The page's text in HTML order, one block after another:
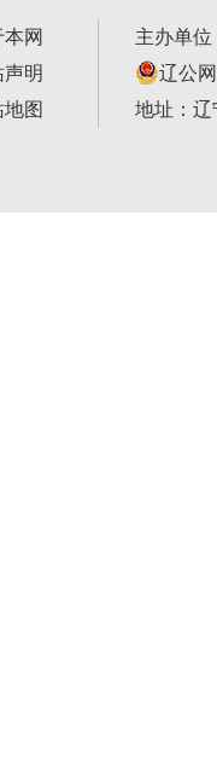
网
声明
地图
主办单
辽公
地址：辽